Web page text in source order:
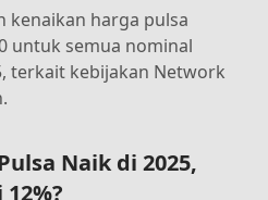
kenaikan harga pulsa
untuk semua nominal
terkait kebijakan Network
Naik di 2025,